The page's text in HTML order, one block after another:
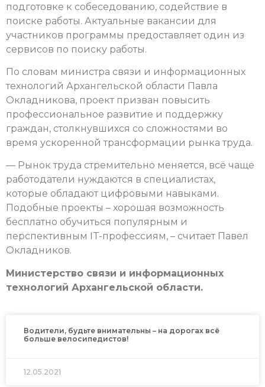
подготовке к собеседованию, содействие в
поиске работы. Актуальные вакансии для
участников программы предоставляет один из
сервисов по поиску работы.
По словам министра связи и информационных
технологий Архангельской области Павла
Окладникова, проект призван повысить
профессиональное развитие и поддержку
граждан, столкнувшихся со сложностями во
время ускоренной трансформации рынка труда.
— Рынок труда стремительно меняется, всё чаще
работодатели нуждаются в специалистах,
которые обладают цифровыми навыками.
Подобные проекты – хорошая возможность
бесплатно обучиться популярным и
перспективным IT-профессиям, – считает Павел
Окладников.
Министерство связи и информационных
технологий Архангельской области.
Водители, будьте внимательны – на дорогах всё
больше велосипедистов!
12.05.2021